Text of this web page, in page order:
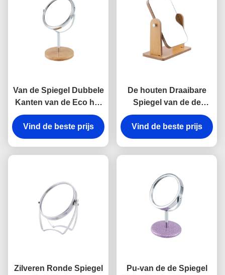
Van de Spiegel Dubbele
Kanten van de Eco het
Vriendschappelijke
Kosmetische Lijst
Bamboe van de de
Vind de beste prijs
De houten Draaibare
Spiegel van de de
Rechthoek Tweezijdige
Make-up van de
Rondetafelspiegel
Vind de beste prijs
Zilveren Ronde Spiegel
Pu-van de de Spiegel